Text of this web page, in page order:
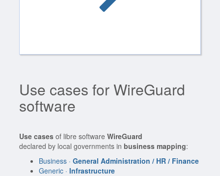
Use cases for WireGuard
software
Use cases of libre softwareWireGuard
declared by local governments inbusiness mapping:
Business ·General Administration / HR / Finance
Generic ·Infrastructure